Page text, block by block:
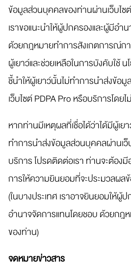
ข้อมูลส่วนบุคคลของท่านผ่านเว็บไซ
เราขอแนะนำให้ผู้ปกครองและผู้มีอำ
ด้วยกฎหมายทำการสังเกตการณ์กา
ผู้เยาว์และช่วยเหลือในการบังคับใช้
ชี้นำให้ผู้เยาว์นั้นไม่ทำการนำส่งข้อ
เว็บไซต์ PDPA Pro หรือบริการโด
หากท่านมีเหตุผลที่เชื่อได้ว่าได้มีผู้เ
ทำการนำส่งข้อมูลส่วนบุคคลผ่านเว็
บริการ โปรดติดต่อเรา ท่านจะต้อง
การให้ความยินยอมที่จะประมวลผ
(ในบางประเทศ เราอาจยินยอมให้
อำนาจจัดการแทนโดยชอบ ด้วยกฎ
ของท่าน)
จดหมายข่าวสาร